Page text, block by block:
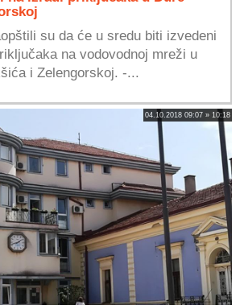
su da će u sredu biti izvedeni
na vodovodnoj mreži u
i Zelengorskoj. -...
04.10.2018 09:07 » 10:18